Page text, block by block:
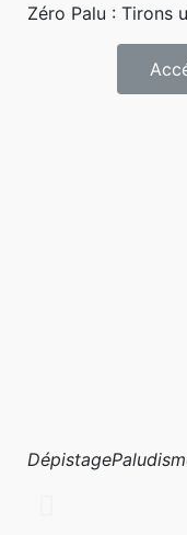
Zéro Palu : Tirons
Dépistage